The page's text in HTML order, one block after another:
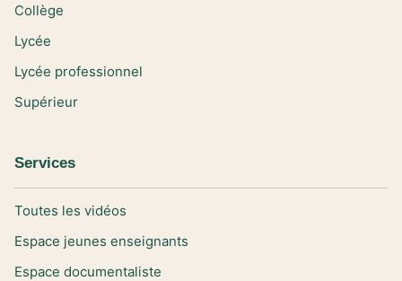
Collège
Lycée
Lycée professionnel
Supérieur
Services
Toutes les vidéos
Espace jeunes enseignants
Espace documentaliste